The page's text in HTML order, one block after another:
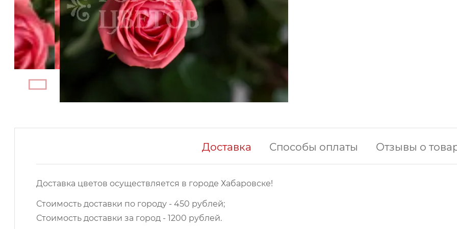
Доставка Способы оплаты Отзывы о
Доставка цветов осуществляется в городе Хабаровске!
Стоимость доставки по городу - 450 рублей;
Стоимость доставки за город - 1200 рублей.